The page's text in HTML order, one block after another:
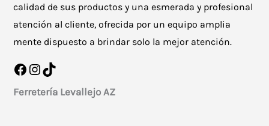
calidad de sus productos y una esmerada y profesional
atención al cliente, ofrecida por un equipo amplia
mente dispuesto a brindar solo la mejor atención.
Facebook
Instagram
TikTok
Ferretería Levallejo AZ